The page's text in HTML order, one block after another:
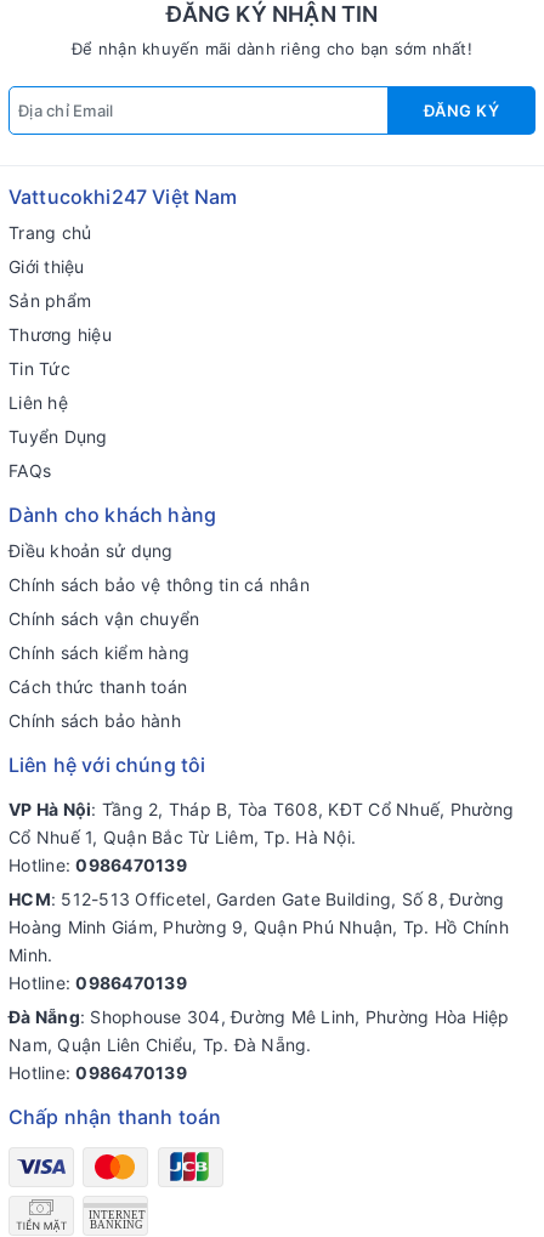
ĐĂNG KÝ NHẬN TIN
Để nhận khuyến mãi dành riêng cho bạn sớm nhất!
ĐĂNG KÝ
Vattucokhi247 Việt Nam
Trang chủ
Giới thiệu
Sản phẩm
Thương hiệu
Tin Tức
Liên hệ
Tuyển Dụng
FAQs
Dành cho khách hàng
Điều khoản sử dụng
Chính sách bảo vệ thông tin cá nhân
Chính sách vận chuyển
Chính sách kiểm hàng
Cách thức thanh toán
Chính sách bảo hành
Liên hệ với chúng tôi
VP Hà Nội: Tầng 2, Tháp B, Tòa T608, KĐT Cổ Nhuế, Phường
Cổ Nhuế 1, Quận Bắc Từ Liêm, Tp. Hà Nội.
Hotline:0986470139
HCM: 512-513 Officetel, Garden Gate Building, Số 8, Đường
Hoàng Minh Giám, Phường 9, Quận Phú Nhuận, Tp. Hồ Chính
Minh.
Hotline:0986470139
Đà Nẵng: Shophouse 304, Đường Mê Linh, Phường Hòa Hiệp
Nam, Quận Liên Chiểu, Tp. Đà Nẵng.
Hotline:0986470139
Chấp nhận thanh toán